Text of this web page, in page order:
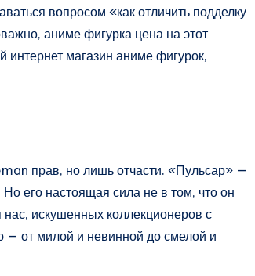
вопросом «как отличить подделку
аниме фигурка цена на этот
магазин аниме фигурок,
прав, но лишь отчасти. «Пульсар» —
его настоящая сила не в том, что он
искушенных коллекционеров с
от милой и невинной до смелой и